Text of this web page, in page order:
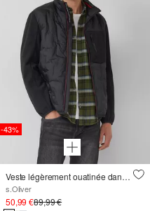
-43%
Veste légèrement ouatinée dans un mélange de tissus avec des détails sportifs
s.Oliver
50,99 €89,99 €